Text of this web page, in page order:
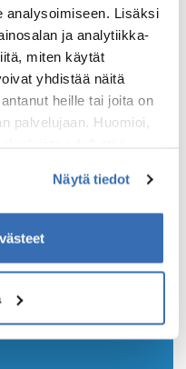
analysoimiseen. Lisäksi
ja analytiikka-
miten käytät
yhdistää näitä
heille tai joita on
palvelujaan. Huomioi,
Näytä tiedot
ja kuulet